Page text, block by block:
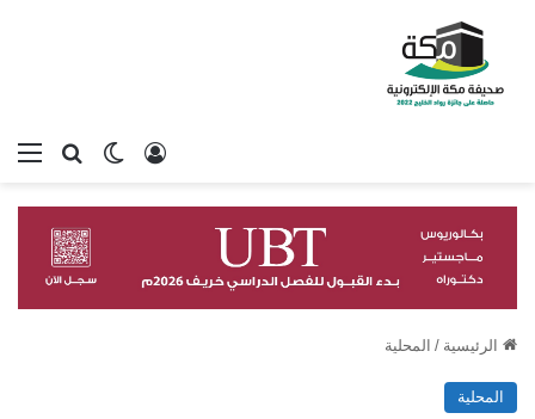
بحثالوضع
تسجيل الدخول
الرئيسية / المحلية
المحلية